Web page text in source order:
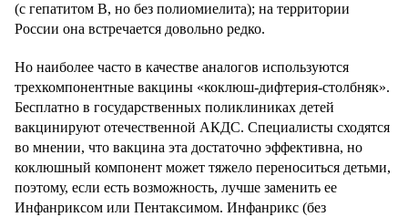
(с гепатитом В, но без полиомиелита); на территории
России она встречается довольно редко.
Но наиболее часто в качестве аналогов используются
трехкомпонентные вакцины «коклюш-дифтерия-столбняк».
Бесплатно в государственных поликлиниках детей
вакцинируют отечественной АКДС. Специалисты сходятся
во мнении, что вакцина эта достаточно эффективна, но
коклюшный компонент может тяжело переноситься детьми,
поэтому, если есть возможность, лучше заменить ее
Инфанриксом или Пентаксимом. Инфанрикс (без